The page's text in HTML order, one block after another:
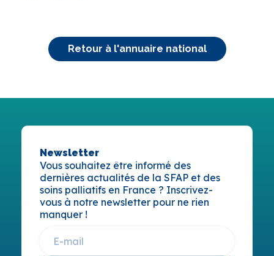
Retour à l'annuaire national
Newsletter
Vous souhaitez être informé des
dernières actualités de la SFAP et des
soins palliatifs en France ? Inscrivez-
vous à notre newsletter pour ne rien
manquer !